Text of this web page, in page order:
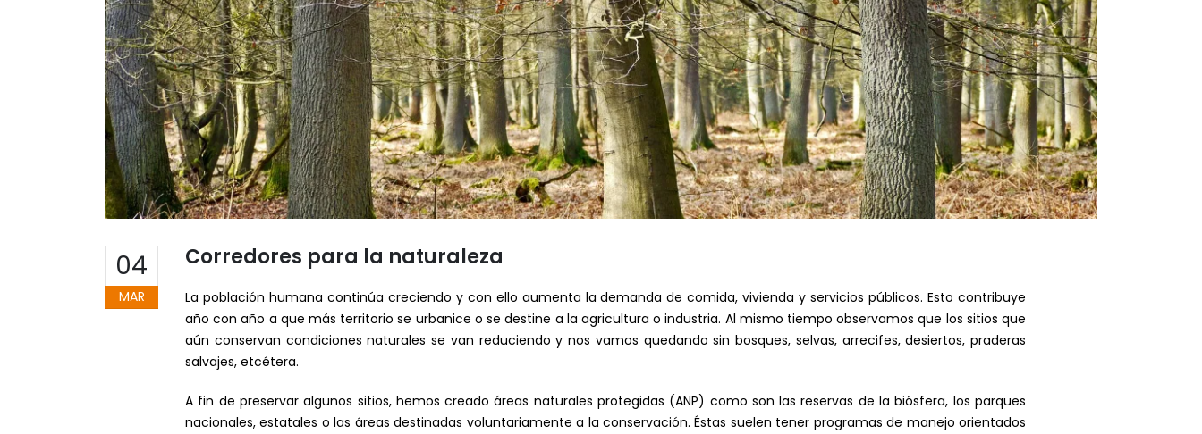
04
MAR
Corredores para la naturaleza
La población humana continúa creciendo y con ello aumenta la demanda de comida, vivienda y servicios públicos. Esto contribuye
año con año a que más territorio se urbanice o se destine a la agricultura o industria. Al mismo tiempo observamos que los sitios que
aún conservan condiciones naturales se van reduciendo y nos vamos quedando sin bosques, selvas, arrecifes, desiertos, praderas
salvajes, etcétera.
A fin de preservar algunos sitios, hemos creado áreas naturales protegidas (ANP) como son las reservas de la biósfera, los parques
nacionales, estatales o las áreas destinadas voluntariamente a la conservación. Éstas suelen tener programas de manejo orientados